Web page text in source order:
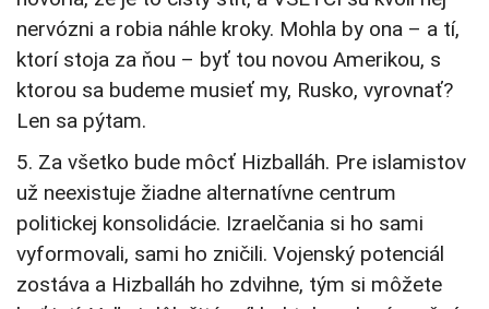
nervózni a robia náhle kroky. Mohla by ona – a tí,
ktorí stoja za ňou – byť tou novou Amerikou, s
ktorou sa budeme musieť my, Rusko, vyrovnať?
Len sa pýtam.
5. Za všetko bude môcť Hizballáh. Pre islamistov
už neexistuje žiadne alternatívne centrum
politickej konsolidácie. Izraelčania si ho sami
vyformovali, sami ho zničili. Vojenský potenciál
zostáva a Hizballáh ho zdvihne, tým si môžete